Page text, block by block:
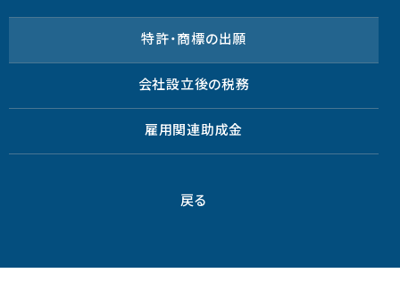
特許・商標の出願
会社設立後の税務
雇用関連助成金
戻る